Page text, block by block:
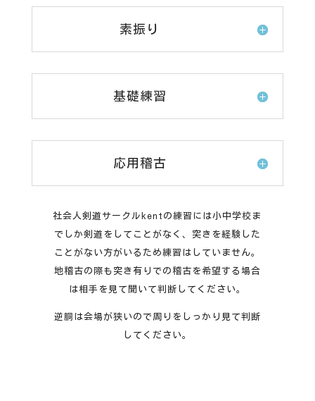
素振り
基礎練習
応用稽古
社会人剣道サークルkentの練習には小中学校ま
でしか剣道をしてことがなく、突きを経験した
ことがない方がいるため練習はしていません。
地稽古の際も突き有りでの稽古を希望する場合
は相手を見て聞いて判断してください。
逆胴は会場が狭いので周りをしっかり見て判断
してください。